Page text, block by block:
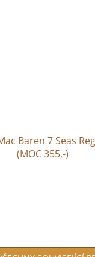
Baren 7 Seas
(MOC 355,-)